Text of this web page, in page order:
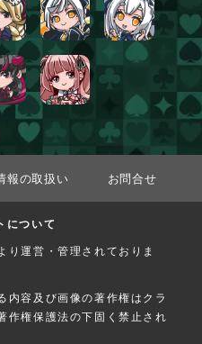
報の取扱い お問合せ
について
り運営・管理されておりま
内容及び画像の著作権はクラ
作権保護法の下固く禁止され